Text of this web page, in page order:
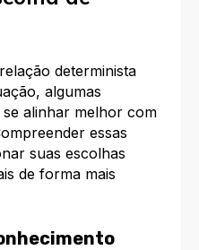
determinista
algumas
alinhar melhor com
essas
suas escolhas
de forma mais